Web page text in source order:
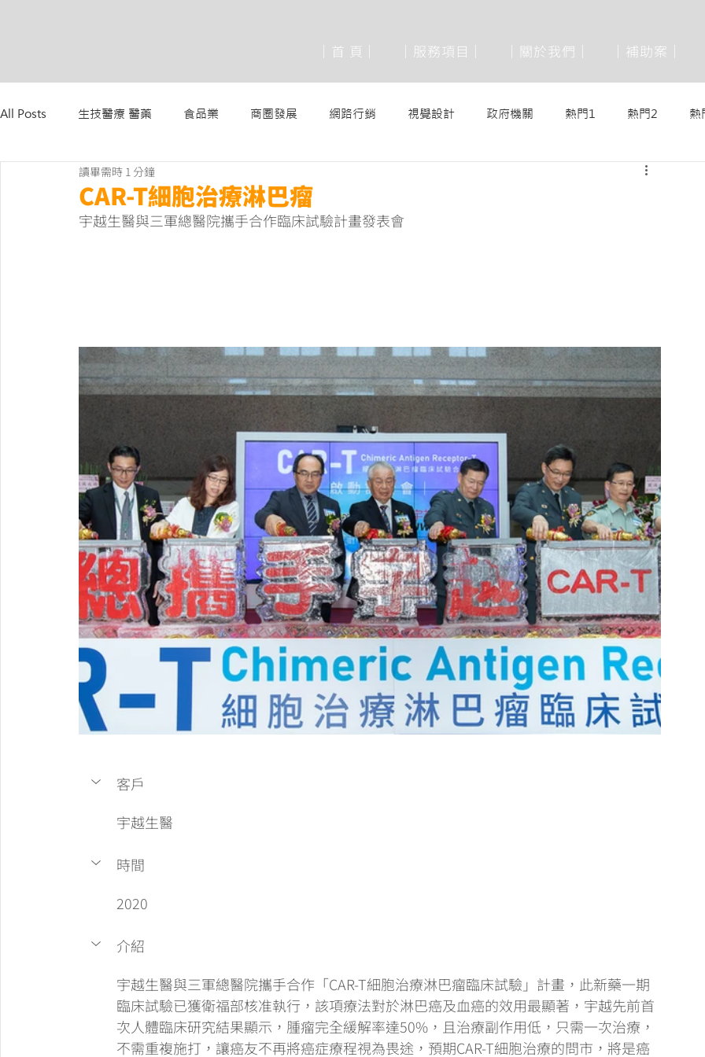
│首 頁│ │服務項目│ │關於我們│ │補助案│
All Posts 生技醫療 醫藥 食品業 商圈發展 網路行銷 視覺設計 政府機關 熱門1 熱門2 熱
CAR-T細胞治療淋巴瘤
讀畢需時 1 分鐘
宇越生醫與三軍總醫院攜手合作臨床試驗計畫發表會
客戶
宇越生醫
時間
2020
介紹
宇越生醫與三軍總醫院攜手合作「CAR-T細胞治療淋巴瘤臨床試驗」計畫，此新藥一期
臨床試驗已獲衛福部核准執行，該項療法對於淋巴癌及血癌的效用最顯著，宇越先前首
次人體臨床研究結果顯示，腫瘤完全緩解率達50%，且治療副作用低，只需一次治療，
不需重複施打，讓癌友不再將癌症療程視為畏途，預期CAR-T細胞治療的問市，將是癌